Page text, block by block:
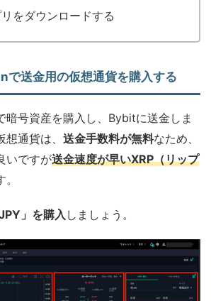
をダウンロードする
で送金用の仮想通貨を購入する
暗号資産を購入し、Bybitに送金しま
通貨は、 送金手数料が無料なため、
いですが送金速度が早いXRP（リップ
」を購入 しましょう。